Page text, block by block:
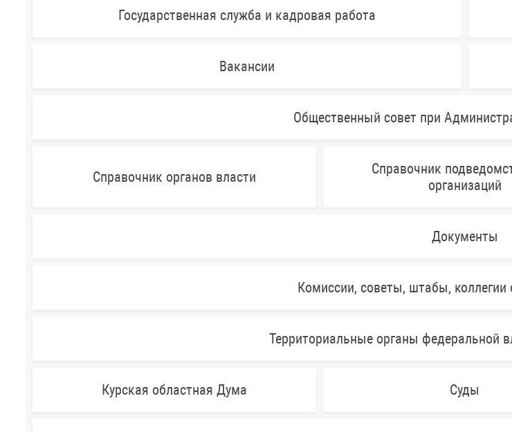
Государственная служба и кадровая работа
Вакансии
Общественный совет при
Справочник органов власти
Справочник
организаций
Документы
Комиссии, советы, штабы, коллегии
Территориальные органы федеральной
Курская областная Дума Суды